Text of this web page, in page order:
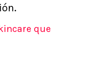
que